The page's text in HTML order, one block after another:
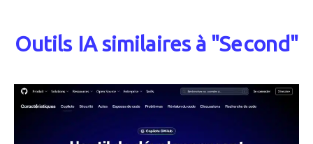
Outils IA similaires à "Second"